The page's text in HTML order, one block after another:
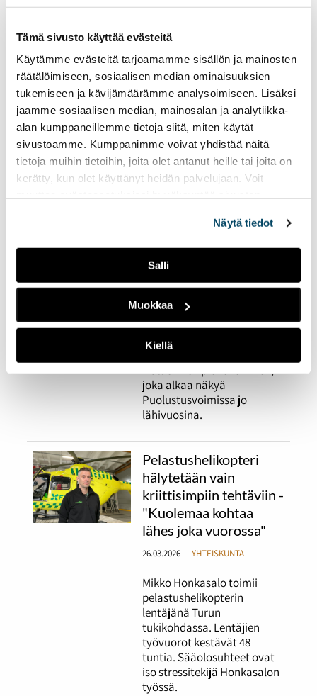
Tämä sivusto käyttää evästeitä
Käytämme evästeitä tarjoamamme sisällön ja mainosten
räätälöimiseen, sosiaalisen median ominaisuuksien
tukemiseen ja kävijämäärämme analysoimiseen. Lisäksi
jaamme sosiaalisen median, mainosalan ja analytiikka-
alan kumppaneillemme tietoja siitä, miten käytät
sivustoamme. Kumppanimme voivat yhdistää näitä
tietoja muihin tietoihin, joita olet antanut heille tai joita on
kerätty, kun olet käyttänyt heidän palvelujaan. Voit
Näytä tiedot
Salli
Muokkaa
Kiellä
kieltää alle 15-vuotiailta? 20-
ja 21-vuotiaat Johanna Varis
ja Mia Sormunen kertovat
mielipiteensä asiasta, sekä
pohtivat, millainen olisi
heidän unelmiensa some.
Asevelvollisuuden
laaja uudistus vaatisi
useiden vuosien
Asevelvollisuusjärjestelmän
uudistaminen jakaa
kuin kansalaistenkin
keskuudessa. Keskustelua
ohjaavat tasa-
ikäluokkien pieneneminen,
joka alkaa näkyä
Puolustusvoimissa jo
lähivuosina.
Pelastushelikopteri
hälytetään vain
kriittisimpiin tehtäviin -
"Kuolemaa kohtaa
lähes joka vuorossa"
26.03.2026 YHTEISKUNTA
Mikko Honkasalo toimii
pelastushelikopterin
lentäjänä Turun
tukikohdassa. Lentäjien
työvuorot kestävät 48
tuntia. Sääolosuhteet ovat
iso stressitekijä Honkasalon
työssä.